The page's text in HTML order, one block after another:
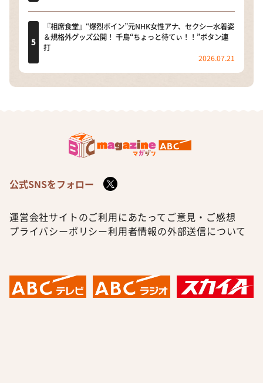
『相席食堂』“爆烈ボイン”元NHK女性アナ、セクシー水着姿
＆規格外グッズ公開！ 千鳥“ちょっと待てぃ！！”ボタン連
打
2026.07.21
公式SNSをフォロー
運営会社サイトのご利用にあたって ご意見・ご感想
プライバシーポリシー利用者情報の外部送信について